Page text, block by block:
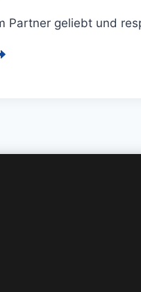
Partner geliebt und